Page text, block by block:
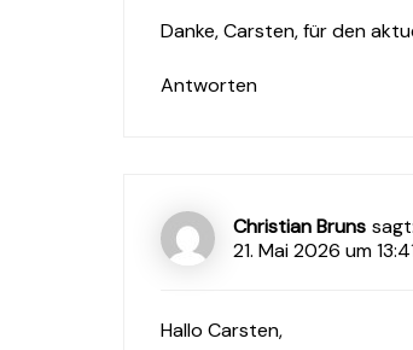
Danke, Carsten, für den
Antworten
Christian Bruns sagt:
21. Mai 2026 um
Hallo Carsten,